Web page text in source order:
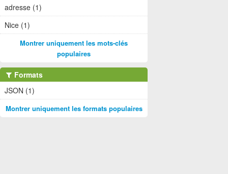
adresse (1)
Nice (1)
Montrer uniquement les mots-clés
populaires
Formats
JSON (1)
Montrer uniquement les formats populaires